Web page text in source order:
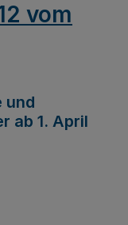
vom
und
ab 1. April